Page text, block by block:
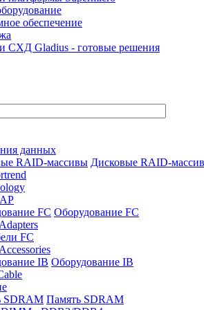
обеспечение
СХД Gladius - готовые решения
данных
Дисковые RAID-
Оборудование FC
FC
Оборудование IB
Память SDRAM